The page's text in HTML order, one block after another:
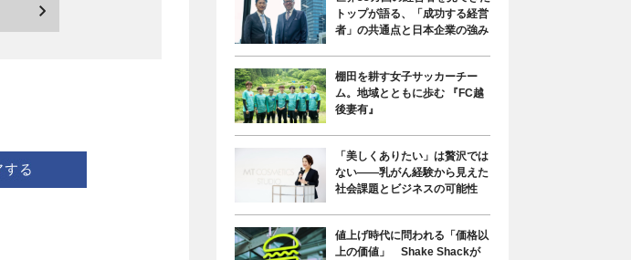
トップが語る、「成功する経営
者」の共通点と日本企業の強み
棚田を耕す女子サッカーチー
ム。地域とともに歩む 『FC越
後妻有』
「美しくありたい」は贅沢では
ない――乳がん経験から見えた
社会課題とビジネスの可能性
値上げ時代に問われる「価格以
上の価値」 Shake Shackが